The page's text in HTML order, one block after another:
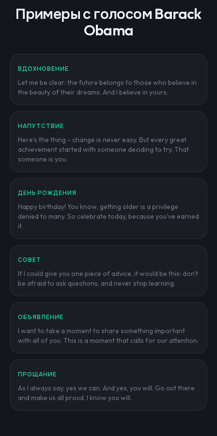
Примеры с голосом Barack
Obama
ВДОХНОВЕНИЕ
Let me be clear: the future belongs to those who believe in
the beauty of their dreams. And I believe in yours.
НАПУТСТВИЕ
Here's the thing - change is never easy. But every great
achievement started with someone deciding to try. That
someone is you.
ДЕНЬ РОЖДЕНИЯ
Happy birthday! You know, getting older is a privilege
denied to many. So celebrate today, because you've earned
it.
СОВЕТ
If I could give you one piece of advice, it would be this: don't
be afraid to ask questions, and never stop learning.
ОБЪЯВЛЕНИЕ
I want to take a moment to share something important
with all of you. This is a moment that calls for our attention.
ПРОЩАНИЕ
As I always say, yes we can. And yes, you will. Go out there
and make us all proud. I know you will.